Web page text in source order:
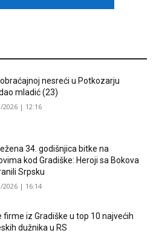
nesreći u Potkozarju
mladić (23)
2026 | 12:16
34. godišnjica bitke na
kod Gradiške: Heroji sa Bokova
Srpsku
2026 | 16:14
firme iz Gradiške u top 10 najvećih
dužnika u RS